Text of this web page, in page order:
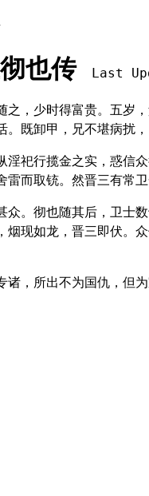
也传 Last
，少时得富贵。五岁
。既卸甲，兄不堪病扰
淫祀行揽金之实，惑信
而取铳。然晋三有常
众。彻也随其后，卫士
现如龙，晋三即伏。
，所出不为国仇，但